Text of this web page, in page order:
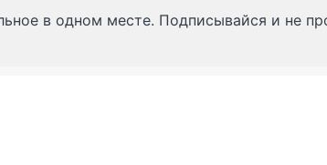
в одном месте. Подписывайся и не